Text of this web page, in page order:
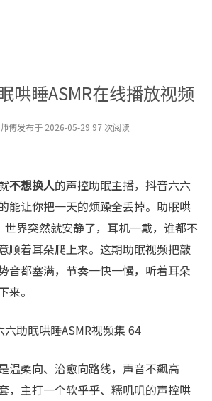
哄睡ASMR在线播放视频
傅发布于 2026-05-29 97 次阅读
不想换人的声控助眠主播，抖音六六
能让你把一天的烦躁全丢掉。助眠哄
世界突然就安静了，耳机一戴，谁都不
顺着耳朵爬上来。这期助眠视频把敲
音都塞满，节奏一快一慢，听着耳朵
来。
温柔向、治愈向路线，声音不飙高
，主打一个软乎乎、糯叽叽的声控哄